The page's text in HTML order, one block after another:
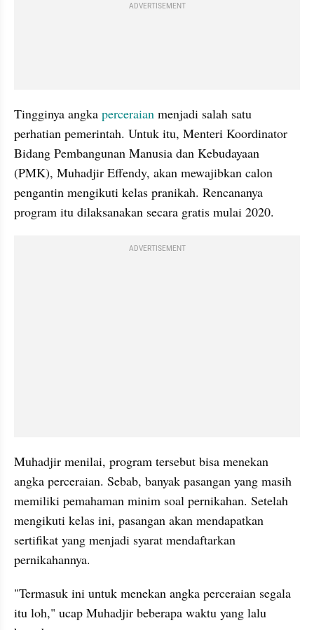
ADVERTISEMENT
Tingginya angka perceraian menjadi salah satu
perhatian pemerintah. Untuk itu, Menteri Koordinator
Bidang Pembangunan Manusia dan Kebudayaan
(PMK), Muhadjir Effendy, akan mewajibkan calon
pengantin mengikuti kelas pranikah. Rencananya
program itu dilaksanakan secara gratis mulai 2020.
ADVERTISEMENT
Muhadjir menilai, program tersebut bisa menekan
angka perceraian. Sebab, banyak pasangan yang masih
memiliki pemahaman minim soal pernikahan. Setelah
mengikuti kelas ini, pasangan akan mendapatkan
sertifikat yang menjadi syarat mendaftarkan
pernikahannya.
"Termasuk ini untuk menekan angka perceraian segala
itu loh," ucap Muhadjir beberapa waktu yang lalu